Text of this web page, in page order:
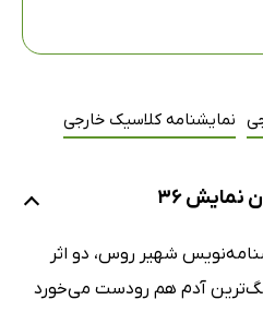
نمایشنامه کلاسیک خارجی
نمایش 36
شهیر روس، دو اثر
آدم هم رودست می‌خورد